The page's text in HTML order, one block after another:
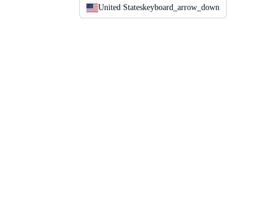
United Stateskeyboard_arrow_down